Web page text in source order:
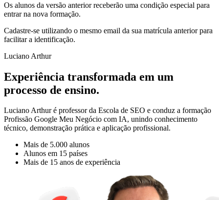
Os alunos da versão anterior receberão uma condição especial para
entrar na nova formação.
Cadastre-se utilizando o mesmo email da sua matrícula anterior para
facilitar a identificação.
Luciano Arthur
Experiência transformada em um
processo de ensino.
Luciano Arthur é professor da Escola de SEO e conduz a formação
Profissão Google Meu Negócio com IA, unindo conhecimento
técnico, demonstração prática e aplicação profissional.
Mais de 5.000 alunos
Alunos em 15 países
Mais de 15 anos de experiência